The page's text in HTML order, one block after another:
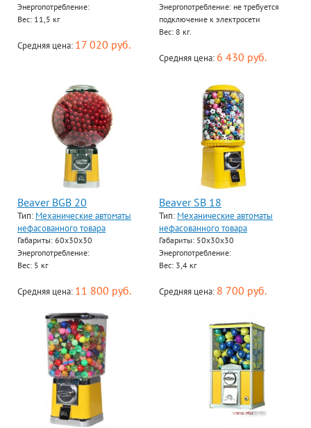
Энергопотребление:
Вес: 11,5 кг
Средняя цена: 17 020 руб.
Энергопотребление: не требуется
подключение к электросети
Вес: 8 кг.
Средняя цена: 6 430 руб.
Beaver BGB 20
Тип: Механические автоматы
нефасованного товара
Габариты: 60х30х30
Энергопотребление:
Вес: 5 кг
Средняя цена: 11 800 руб.
Beaver SB 18
Тип: Механические автоматы
нефасованного товара
Габариты: 50х30х30
Энергопотребление:
Вес: 3,4 кг
Средняя цена: 8 700 руб.